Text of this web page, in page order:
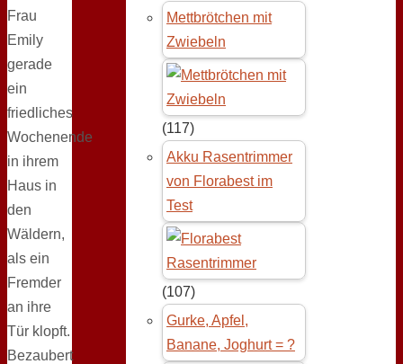
Frau
Emily
gerade
ein
friedliches
Wochenende
in ihrem
Haus in
den
Wäldern,
als ein
Fremder
an ihre
Tür klopft.
Bezaubert
Mettbrötchen mit
Zwiebeln
(117)
Akku Rasentrimmer
von Florabest im
Test
(107)
Gurke, Apfel,
Banane, Joghurt = ?